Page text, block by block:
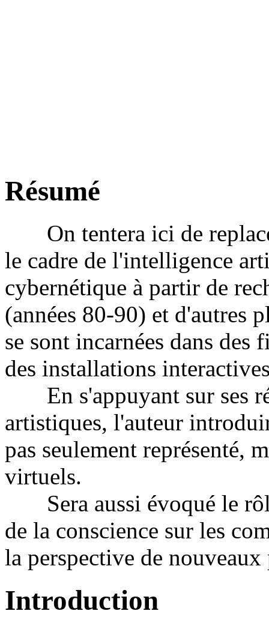
Résumé
On tentera ici de
le cadre de l'intelligence
cybernétique à partir de
(années 80-90) et d'autres
se sont incarnées dans des
des installations
En s'appuyant sur ses
artistiques, l'auteur
pas seulement représenté,
virtuels.
Sera aussi évoqué le
de la conscience sur les
la perspective de
Introduction